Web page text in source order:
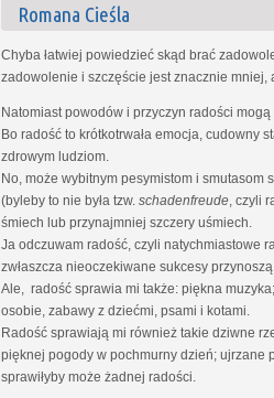
Romana Cieśla
Chyba łatwiej powiedzieć skąd brać
zadowolenie i szczęście jest znacznie mniej,
Natomiast powodów i przyczyn radości mogą
Bo radość to krótkotrwała emocja, cudowny
zdrowym ludziom.
No, może wybitnym pesymistom i
(byleby to nie była tzw. schadenfreude , czyli
śmiech lub przynajmniej szczery uśmiech.
Ja odczuwam radość, czyli natychmiastowe
zwłaszcza nieoczekiwane sukcesy
Ale, radość sprawia mi także: piękna
osobie, zabawy z dziećmi, psami i kotami.
Radość sprawiają mi również takie dziwne
pięknej pogody w pochmurny dzień; ujrzane
sprawiłyby może żadnej radości.